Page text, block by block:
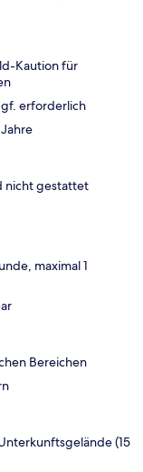
Kaution für
erforderlich
nicht gestattet
maximal 1
Bereichen
(15